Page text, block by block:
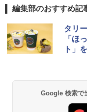
1
編集部のおすすめ記
タリ
「ほ
ト」
Google 検索で